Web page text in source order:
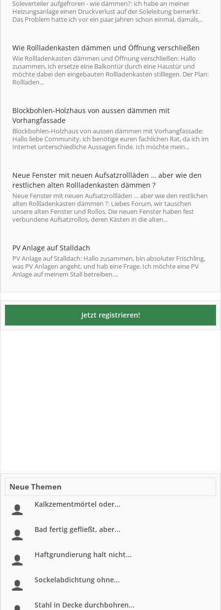
Soleverteiler aufgefroren - wie dämmen?: ich habe an meiner
Heizungsanlage einen Druckverlust auf der Soleleitung bemerkt.
Das Problem hatte ich vor ein paar Jahren schon einmal, damals...
Wie Rollladenkasten dämmen und Öffnung verschließen
Wie Rollladenkasten dämmen und Öffnung verschließen: Hallo
zusammen, ich ersetze eine Balkontür durch eine Haustür und
möchte dabei den eingebauten Rollladenkasten stilllegen. Der Plan:
Rollladen...
Blockbohlen-Holzhaus von aussen dämmen mit
Vorhangfassade
Blockbohlen-Holzhaus von aussen dämmen mit Vorhangfassade:
Hallo liebe Community, ich benötige euren fachlichen Rat, da ich im
Internet unterschiedliche Aussagen finde. Ich möchte mein...
Neue Fenster mit neuen Aufsatzrollläden … aber wie den
restlichen alten Rollladenkasten dämmen ?
Neue Fenster mit neuen Aufsatzrollläden … aber wie den restlichen
alten Rollladenkasten dämmen ?: Liebes Forum, wir tauschen
unsere alten Fenster und Rollos. Die neuen Fenster haben fest
verbundene Aufsatzrollos, deren Kästen in die alten...
PV Anlage auf Stalldach
PV Anlage auf Stalldach: Hallo zusammen, bin absoluter Frischling,
was PV Anlagen angeht, und hab eine Frage. Ich möchte eine PV
Anlage auf meinem Stall betreiben....
Jetzt registrieren!
Neue Themen
Kalkzementmörtel oder...
Bad fertig gefließt, aber...
Haftgrundierung halt nicht...
Sockelabdichtung ohne...
Stahl in Decke durchbohren...